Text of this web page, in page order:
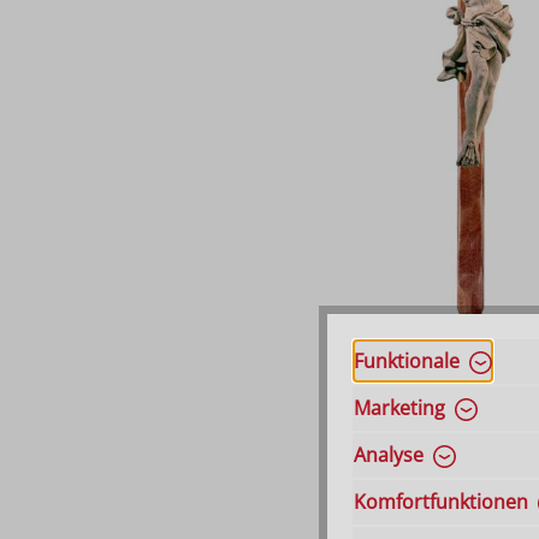
Funktionale
Marketing
Analyse
Komfortfunktionen